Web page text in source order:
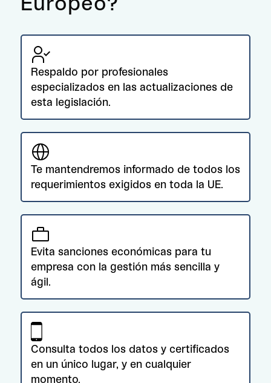
Respaldo por profesionales
especializados en las actualizaciones de
esta legislación.
Te mantendremos informado de todos los
requerimientos exigidos en toda la UE.
Evita sanciones económicas para tu
empresa con la gestión más sencilla y
ágil.
Consulta todos los datos y certificados
en un único lugar, y en cualquier
momento.